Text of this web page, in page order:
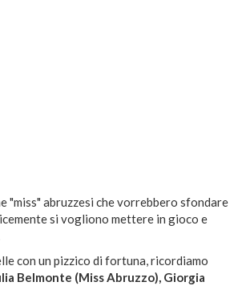
"miss" abruzzesi che vorrebbero sfondare
si vogliono mettere in gioco e
con un pizzico di fortuna, ricordiamo
Belmonte (Miss Abruzzo), Giorgia